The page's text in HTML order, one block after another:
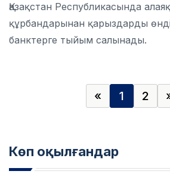
Қазақстан Республикасында
құрбандарынан қарыздарды
банктерге тыйым салынады.
« 1 2
Көп оқылғандар